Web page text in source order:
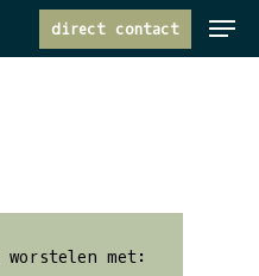
direct contact Menu
met: